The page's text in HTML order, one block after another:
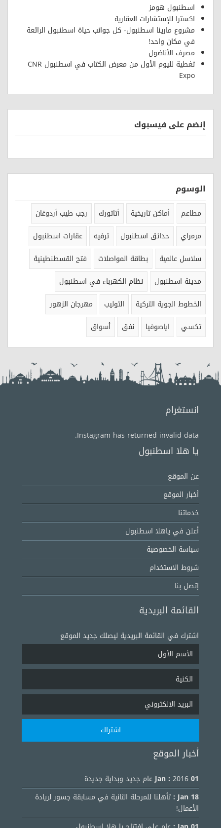
اسطنبول هومز
اكسترا للإستشارات العقارية
مشروع مارينا اسطنبول- كل جوانب حياة اسطنبول الرائعة
في مكان واحد!
مصرف الأناضول
تغطية لليوم الأول من معرض الكتاب في اسطنبول CNR
Expo
إنضم على فيسبوك
الوسوم
مطاعم أماكن تاريخية أتاتورك
رجب طيب أردوغان
مرمراي
حدائق اسطنبول ترفيه
عقارات اسطنبول
سلاسل عالمية
بطاقة المواصلات
فتح القسطنطينية
مدينة اسطنبول
نظام الكهرباء في اسطنبول
الخطوط الجوية التركية
التوليب
مهرجان الزهور
تكسي
اياصوفيا نفق أسواق
انستغرام
Instagram has returned invalid data.
يا هلا اسطنبول
عن الموقع
أخبار الموقع
خدماتنا
أعلن في ياهلا اسطنبول
سياسة الخصوصية
شروط الاستخدام
إتصل بنا
القائمة البريدية
اشترك في القائمة البريدية ليصلك جديد الموقع
أخبار الموقع
01 Jan :2016 عام جديد وبداية جديدة
18 Jan :
تأهلنا للمرحلة الثانية في مسابقة جسور لريادة
الأعمال!